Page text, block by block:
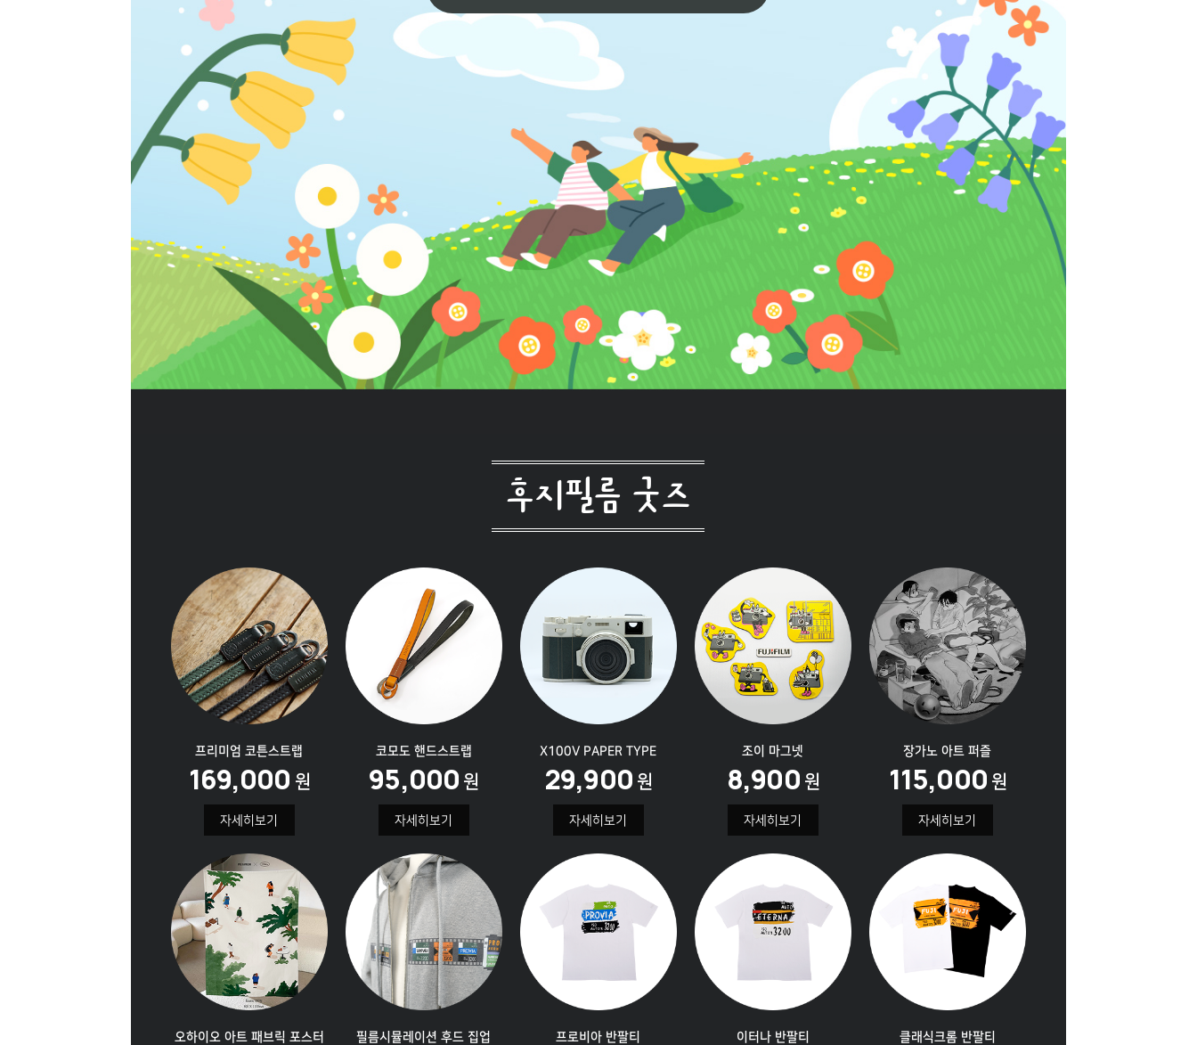
후지필름 굿즈
프리미엄 코튼스트랩
169,000 원
자세히보기
코모도 핸드스트랩
95,000 원
자세히보기
X100V PAPER TYPE
29,900 원
자세히보기
조이 마그넷
8,900 원
자세히보기
장가노 아트 퍼즐
115,000 원
자세히보기
오하이오 아트 패브릭 포스터 필름시뮬레이션 후드 집업 프로비아 반팔티 이터나 반팔티 클래식크롬 반팔티